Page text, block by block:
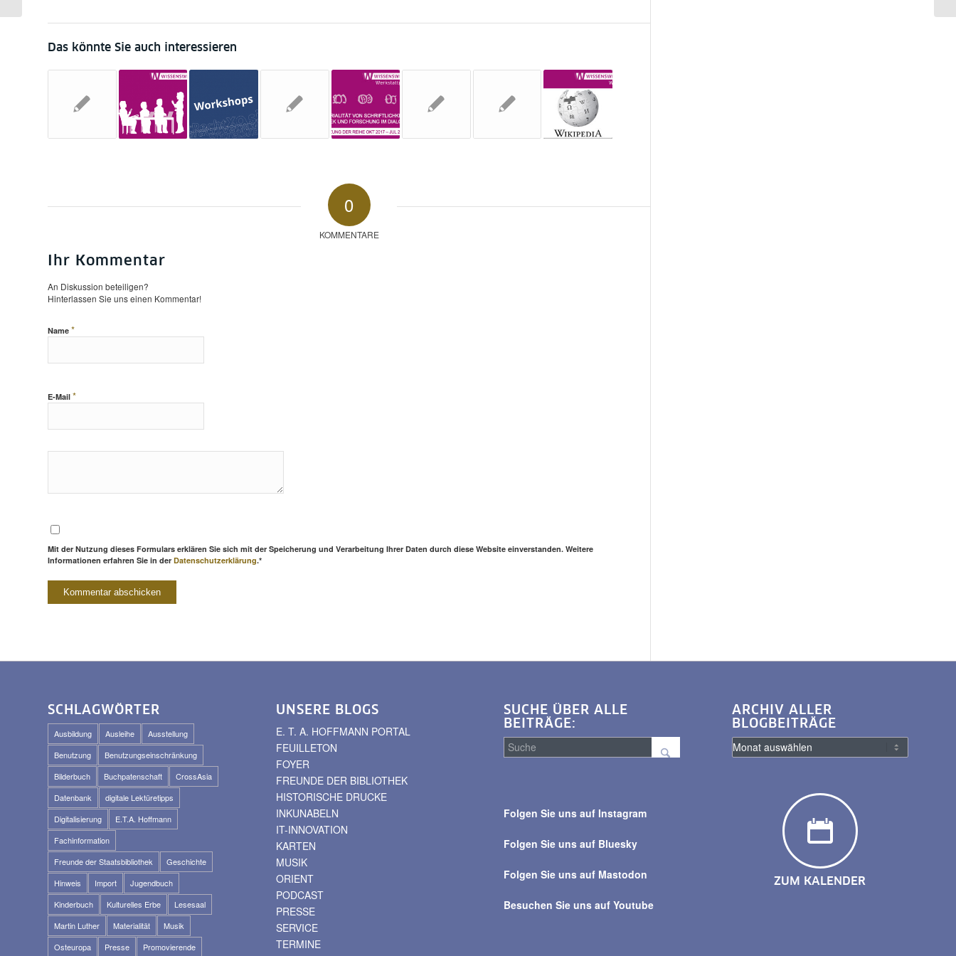
Das könnte Sie auch interessieren
0
KOMMENTARE
Ihr Kommentar
An Diskussion beteiligen?
Hinterlassen Sie uns einen Kommentar!
Name *
E-Mail *
Mit der Nutzung dieses Formulars erklären Sie sich mit der Speicherung und Verarbeitung Ihrer Daten durch diese Website einverstanden. Weitere
Informationen erfahren Sie in der Datenschutzerklärung.*
SCHLAGWÖRTER
Ausbildung Ausleihe
Ausstellung
Benutzung
Benutzungseinschränkung
Bilderbuch
Buchpatenschaft
CrossAsia
Datenbank
digitale Lektüretipps
Digitalisierung
E.T.A. Hoffmann
Fachinformation
Freunde der Staatsbibliothek
Geschichte
Hinweis
Import
Jugendbuch
Kinderbuch
Kulturelles Erbe
Lesesaal
Martin Luther
Materialität
Musik
Osteuropa
Presse Promovierende
UNSERE BLOGS
E. T. A. HOFFMANN PORTAL
FEUILLETON
FOYER
FREUNDE DER BIBLIOTHEK
HISTORISCHE DRUCKE
INKUNABELN
IT-INNOVATION
KARTEN
MUSIK
ORIENT
PODCAST
PRESSE
SERVICE
TERMINE
SUCHE ÜBER ALLE
BEITRÄGE:
alle
Folgen Sie uns auf Instagram
Folgen Sie uns auf Bluesky
Folgen Sie uns auf Mastodon
Besuchen Sie uns auf Youtube
ARCHIV ALLER
BLOGBEITRÄGE
ZUM KALENDER